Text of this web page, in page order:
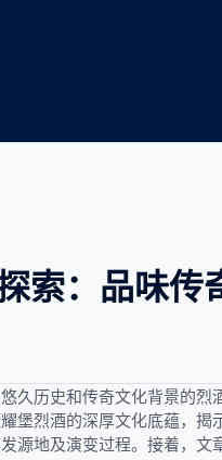
索：品味传
久历史和传奇文化背景的
堡烈酒的深厚文化底蕴，
源地及演变过程。接着，